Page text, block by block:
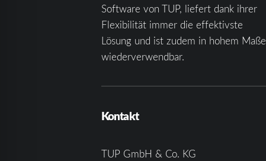
Software von TUP, liefert dank ihrer
Flexibilität immer die effektivste
Lösung und ist zudem in hohem Maße
wiederverwendbar.
Kontakt
TUP GmbH & Co. KG